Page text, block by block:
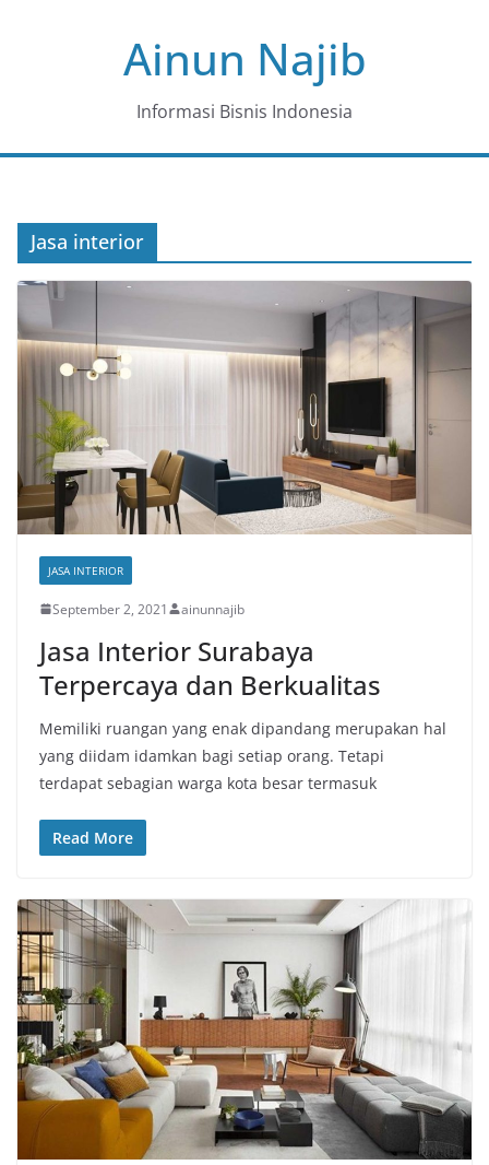
Ainun Najib
Informasi Bisnis Indonesia
Jasa interior
JASA INTERIOR
September 2, 2021 ainunnajib
Jasa Interior Surabaya
Terpercaya dan Berkualitas
Memiliki ruangan yang enak dipandang merupakan hal
yang diidam idamkan bagi setiap orang. Tetapi
terdapat sebagian warga kota besar termasuk
Read More